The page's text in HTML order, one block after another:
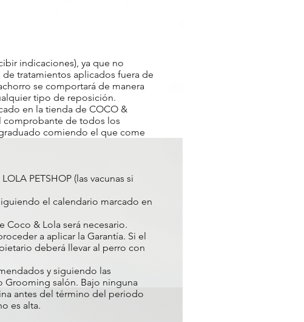
indicaciones), ya que no
tratamientos aplicados fuera de
se comportará de manera
tipo de reposición.
en la tienda de COCO &
comprobante de todos los
comiendo el que come
PETSHOP (las vacunas si
el calendario marcado en
Coco & Lola será necesario.
a aplicar la Garantía. Si el
deberá llevar al perro con
y siguiendo las
Grooming salón. Bajo ninguna
antes del término del periodo
es alta.